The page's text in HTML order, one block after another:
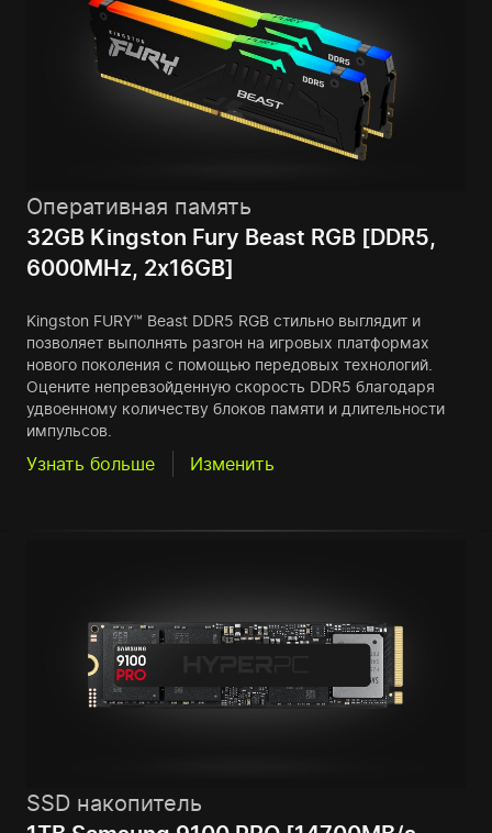
Оперативная память
32GB Kingston Fury Beast RGB [DDR5,
6000MHz, 2x16GB]
Kingston FURY™ Beast DDR5 RGB стильно выглядит и
позволяет выполнять разгон на игровых платформах
нового поколения с помощью передовых технологий.
Оцените непревзойденную скорость DDR5 благодаря
удвоенному количеству блоков памяти и длительности
импульсов.
Узнать больше Изменить
SSD накопитель